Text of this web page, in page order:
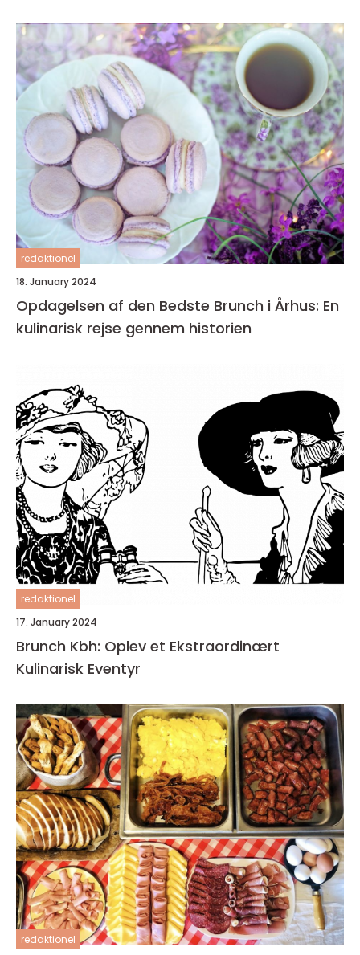
redaktionel
18. January 2024
Opdagelsen af den Bedste Brunch i Århus: En
kulinarisk rejse gennem historien
redaktionel
17. January 2024
Brunch Kbh: Oplev et Ekstraordinært
Kulinarisk Eventyr
redaktionel